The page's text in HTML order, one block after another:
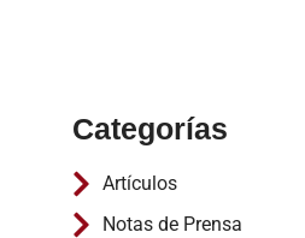
Categorías
Artículos
Notas de Prensa